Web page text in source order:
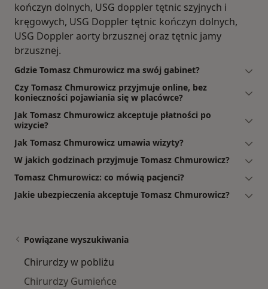
kończyn dolnych, USG doppler tętnic szyjnych i
kręgowych, USG Doppler tętnic kończyn dolnych,
USG Doppler aorty brzusznej oraz tętnic jamy
brzusznej.
Gdzie Tomasz Chmurowicz ma swój gabinet?
Czy Tomasz Chmurowicz przyjmuje online, bez
konieczności pojawiania się w placówce?
Jak Tomasz Chmurowicz akceptuje płatności po
wizycie?
Jak Tomasz Chmurowicz umawia wizyty?
W jakich godzinach przyjmuje Tomasz Chmurowicz?
Tomasz Chmurowicz: co mówią pacjenci?
Jakie ubezpieczenia akceptuje Tomasz Chmurowicz?
Powiązane wyszukiwania
Chirurdzy w pobliżu
Chirurdzy Gumieńce